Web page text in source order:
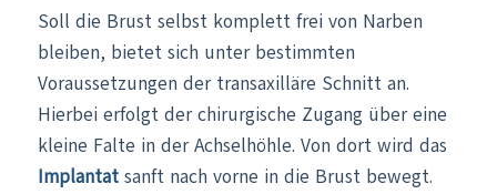
Soll die Brust selbst komplett frei von Narben
bleiben, bietet sich unter bestimmten
Voraussetzungen der transaxilläre Schnitt an.
Hierbei erfolgt der chirurgische Zugang über eine
kleine Falte in der Achselhöhle. Von dort wird das
Implantatsanft nach vorne in die Brust bewegt.